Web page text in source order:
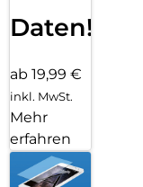
Daten!
ab 19,99 €
inkl. MwSt.
Mehr
erfahren